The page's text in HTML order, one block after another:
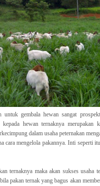
untuk gembala hewan sangat
hewan ternaknya merupakan
dalam usaha peternakan
cara mengelola pakannya. Inti seperti
ternaknya maka akan sukses usaha
pakan ternak yang bagus akan